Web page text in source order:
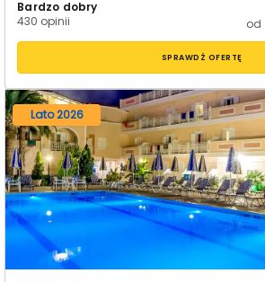
Bardzo dobry
430 opinii
od
SPRAWDŹ OFERTĘ
Lato 2026